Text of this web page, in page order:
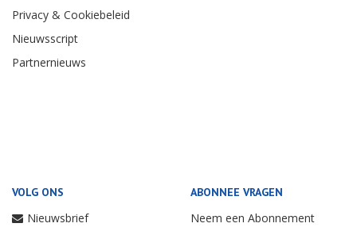
Privacy & Cookiebeleid
Nieuwsscript
Partnernieuws
VOLG ONS
Nieuwsbrief
ABONNEE VRAGEN
Neem een Abonnement